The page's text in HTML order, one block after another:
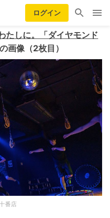
ログイン
たしに。「ダイヤモンド
の画像（2枚目）
番店